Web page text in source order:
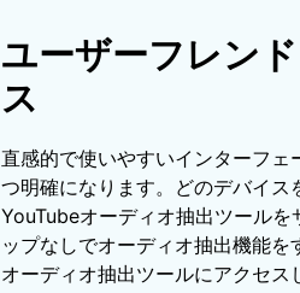
ユーザーフレン
ス
直感的で使いやすいインターフ
つ明確になります。どのデバイ
YouTubeオーディオ抽出ツール
ップなしでオーディオ抽出機能
オーディオ抽出ツールにアクセ